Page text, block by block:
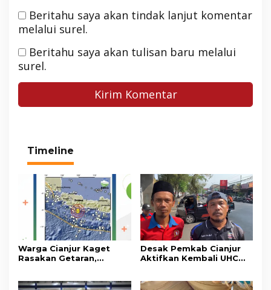
Beritahu saya akan tindak lanjut komentar
melalui surel.
Beritahu saya akan tulisan baru melalui
surel.
Timeline
Warga Cianjur Kaget
Rasakan Getaran,
Pangandaran
Desak Pemkab Cianjur
Aktifkan Kembali UHC